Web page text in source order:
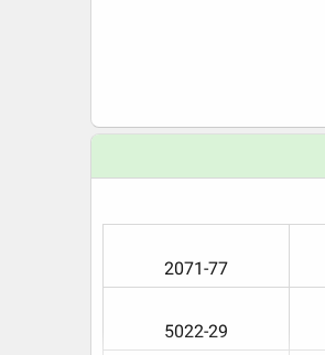
2071-77​
5022-29​